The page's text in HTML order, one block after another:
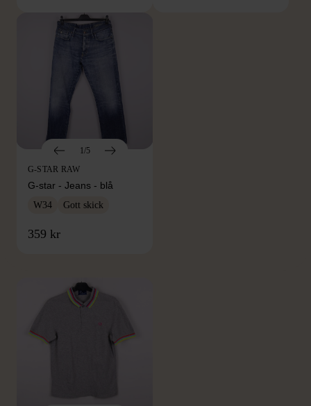
1/5
G-STAR RAW
G-star - Jeans - blå
W34 Gott skick
359 kr
FRÅN SAMMA VARUMÄRKE